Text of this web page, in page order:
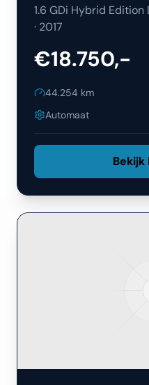
1.6 GDi Hybrid Edition
· 2017
€18.750,-
44.254 km
Automaat
Bekijk